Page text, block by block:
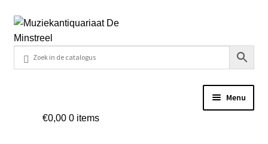
Ga
door
navigatie
Ga
naar
inhoud
Menu
€0,00 0 items